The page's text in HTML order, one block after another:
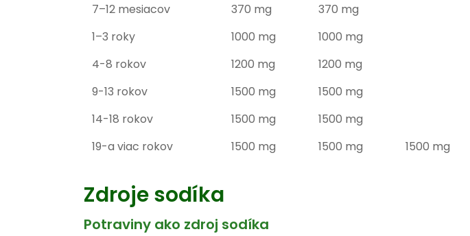
7–12 mesiacov
370 mg
370 mg
1–3 roky
1000 mg
1000 mg
4-8 rokov
1200 mg
1200 mg
9-13 rokov
1500 mg
1500 mg
14-18 rokov
1500 mg
1500 mg
19-a viac rokov
1500 mg 1500 mg 1500 mg
Zdroje sodíka
Potraviny ako zdroj sodíka